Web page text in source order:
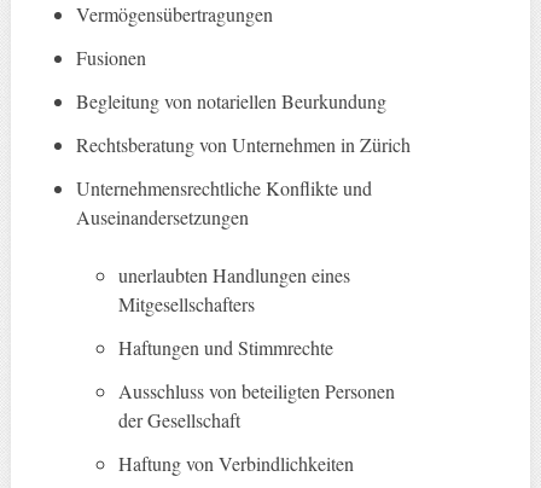
Vermögensübertragungen
Fusionen
Begleitung von notariellen Beurkundung
Rechtsberatung von Unternehmen in Zürich
Unternehmensrechtliche Konflikte und
Auseinandersetzungen
unerlaubten Handlungen eines
Mitgesellschafters
Haftungen und Stimmrechte
Ausschluss von beteiligten Personen
der Gesellschaft
Haftung von Verbindlichkeiten